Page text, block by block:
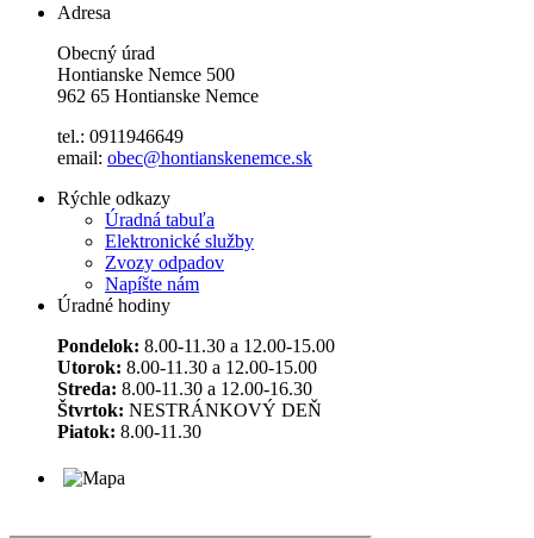
Adresa
Obecný úrad
Hontianske Nemce 500
962 65 Hontianske Nemce
tel.: 0911946649
email: obec@hontianskenemce.sk
Rýchle odkazy
Úradná tabuľa
Elektronické služby
Zvozy odpadov
Napíšte nám
Úradné hodiny
Pondelok: 8.00-11.30 a 12.00-15.00
Utorok: 8.00-11.30 a 12.00-15.00
Streda: 8.00-11.30 a 12.00-16.30
Štvrtok: NESTRÁNKOVÝ DEŇ
Piatok: 8.00-11.30